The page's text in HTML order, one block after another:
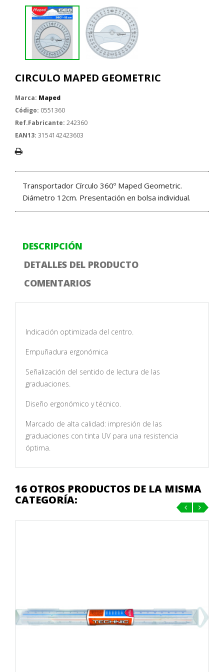
CIRCULO MAPED GEOMETRIC
Marca: Maped
Código: 0551360
Ref.Fabricante: 242360
EAN13: 3154142423603
Transportador Círculo 360º Maped Geometric.
Diámetro 12cm. Presentación en bolsa individual.
DESCRIPCIÓN
DETALLES DEL PRODUCTO
COMENTARIOS
Indicación optimizada del centro.
Empuñadura ergonómica
Señalización del sentido de lectura de las
graduaciones.
Diseño ergonómico y técnico.
Marcado de alta calidad: impresión de las
graduaciones con tinta UV para una resistencia
óptima.
16 OTROS PRODUCTOS DE LA MISMA
CATEGORÍA: